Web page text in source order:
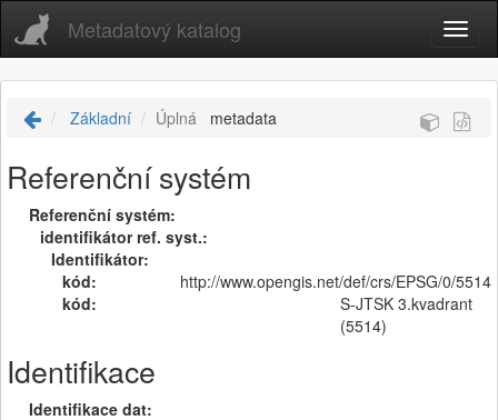
Metadatový katalog
Základní Úplná metadata
Referenční systém
Referenční systém:
identifikátor ref. syst.:
Identifikátor:
kód:
http://www.opengis.net/def/crs/EPSG/0/5514
kód:
S-JTSK 3.kvadrant
(5514)
Identifikace
Identifikace dat: